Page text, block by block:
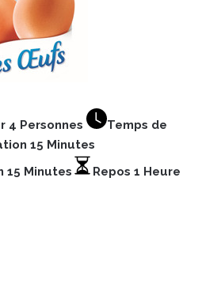
4 Personnes
Temps de
15 Minutes
15 Minutes
Repos 1 Heure